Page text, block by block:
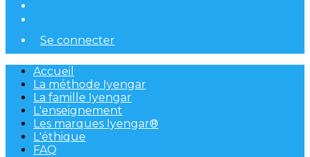
Se connecter
Accueil
La méthode Iyengar
La famille Iyengar
L'enseignement
Les marques Iyengar®
L'éthique
FAQ